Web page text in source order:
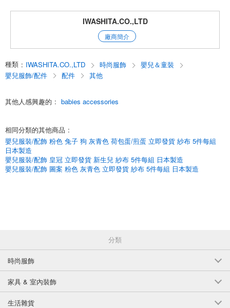
給寶寶洗澡時，用紗布包住寶寶，然後把寶寶放在紗布裡。 紗布可以讓寶
寶接觸到熱水，寶寶可以放心地洗澡。紗布可以讓寶寶接觸到熱水，寶寶
不同產品之間可能略有差異。
*請事先瞭解。
English
IWASHITA.CO.,LTD
廠商簡介
種類 : IWASHITA.CO.,LTD 時尚服飾
嬰兒＆童裝
嬰兒服飾/配件
配件 其他
其他人感興趣的 : babies accessories
相同分類的其他商品 :
嬰兒服裝/配飾 粉色 兔子 狗 灰青色 荷包蛋/煎蛋 立即發貨 紗布 5件每組
日本製造
嬰兒服裝/配飾 皇冠 立即發貨 新生兒 紗布 5件每組 日本製造
嬰兒服裝/配飾 圖案 粉色 灰青色 立即發貨 紗布 5件每組 日本製造
分類
時尚服飾
家具 & 室內裝飾
生活雜貨